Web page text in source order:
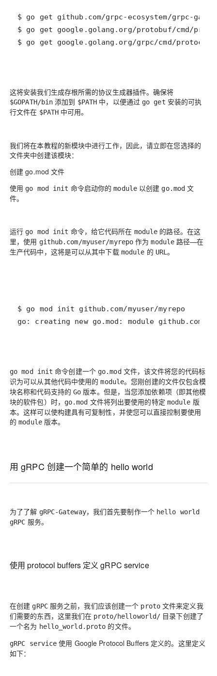
$ go get google.golang.org/grpc/cmd/protoc-
这将安装我们生成存根所需的协议生成器插件。确保将
$GOPATH/bin 添加到 $PATH 中，以便通过 go get 安装的可执
行文件在 $PATH 中可用。
我们将在本教程的新模块中进行工作，因此，请立即在您选择的
文件夹中创建该模块：
创建 go.mod 文件
使用 go mod init 命令启动你的module以创建 go.mod 文
件。
运行 go mod init 命令，给它代码所在 module 的路径。在这
里，使用 github.com/myuser/myrepo 作为module 路径—在
生产代码中，这将是可以从其中下载 module 的 URL。
go: creating new go.mod: module github.com/
go mod init 命令创建一个 go.mod文件，该文件将您的代码标
识为可以从其他代码中使用的module。您刚创建的文件仅包含模
块名称和代码支持的Go 版本。但是，当您添加依赖项（即其他模
块的软件包）时，
go.mod 文件将列出要使用的特定 module 版
本。这样可以使构建具有可复制性，并使您可以直接控制要使用
的module版本。
用 gRPC 创建一个简单的 hello world
为了了解 gRPC-Gateway，我们首先要制作一个 hello world
gRPC 服务。
使用 protocol buffers 定义 gRPC service
在创建 gRPC服务之前，我们应该创建一个 proto文件来定义我
们需要的东西，这里我们在 proto/helloworld/ 目录下创建了
一个名为 hello_world.proto 的文件。
gRPC service 使用 Google Protocol Buffers 定义的。这里定义
如下：